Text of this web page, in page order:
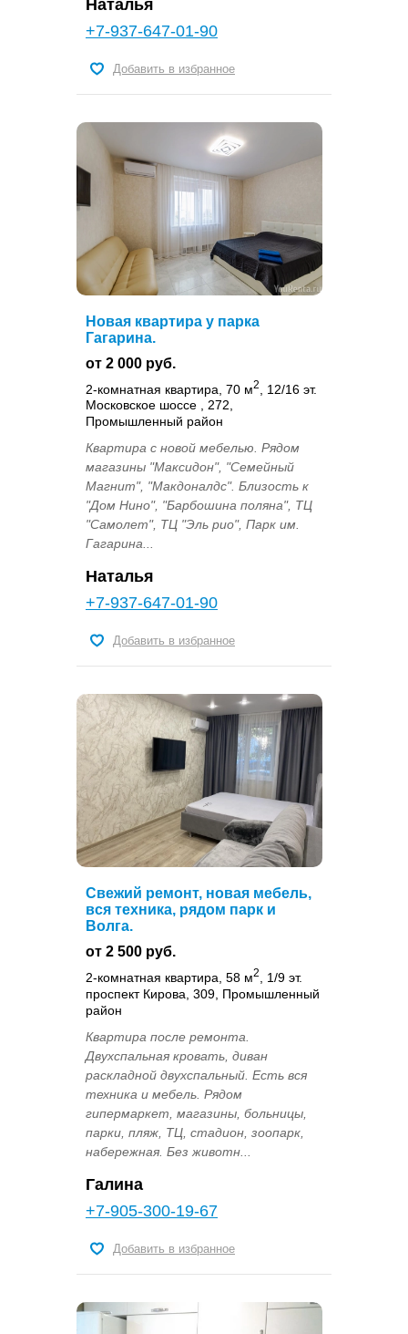
Наталья
+7-937-647-01-90
Добавить в избранное
Новая квартира у парка
Гагарина.
от 2 000 руб.
2-комнатная квартира, 70 м2
, 12/16 эт.
Московское шоссе , 272,
Промышленный район
Квартира с новой мебелью. Рядом
магазины "Максидон", "Семейный
Магнит", "Макдоналдс". Близость к
"Дом Нино", "Барбошина поляна", ТЦ
"Самолет", ТЦ "Эль рио", Парк им.
Гагарина...
Наталья
+7-937-647-01-90
Добавить в избранное
Свежий ремонт, новая мебель,
вся техника, рядом парк и
Волга.
от 2 500 руб.
2-комнатная квартира, 58 м2
, 1/9 эт.
проспект Кирова, 309, Промышленный
район
Квартира после ремонта.
Двухспальная кровать, диван
раскладной двухспальный. Есть вся
техника и мебель. Рядом
гипермаркет, магазины, больницы,
парки, пляж, ТЦ, стадион, зоопарк,
набережная. Без животн...
Галина
+7-905-300-19-67
Добавить в избранное